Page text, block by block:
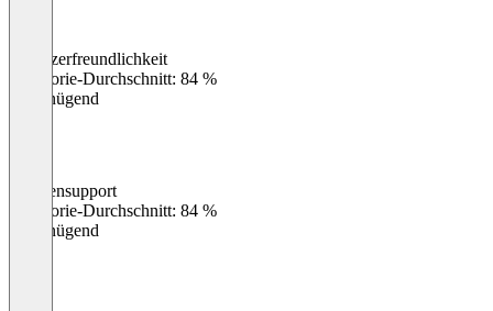
Benutzerfreundlichkeit
Kategorie-Durchschnitt: 84 %
Ungenügend
Kundensupport
Kategorie-Durchschnitt: 84 %
Ungenügend